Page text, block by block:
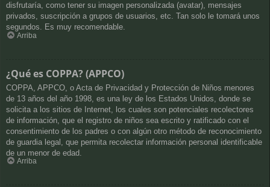
disfrutaría, como tener su imagen personalizada (avatar), mensajes
privados, suscripción a grupos de usuarios, etc. Tan solo le tomará unos
segundos. Es muy recomendable.
Arriba
¿Qué es COPPA? (APPCO)
COPPA, APPCO, o Acta de Privacidad y Protección de Niños menores
de 13 años del año 1998, es una ley de los Estados Unidos, donde se
solicita a los sitios de Internet, los cuales son potenciales recolectores
de información, que el registro de niños sea escrito y ratificado con el
consentimiento de los padres o con algún otro método de reconocimiento
de guardia legal, que permita recolectar información personal identificable
de un menor de edad.
Arriba